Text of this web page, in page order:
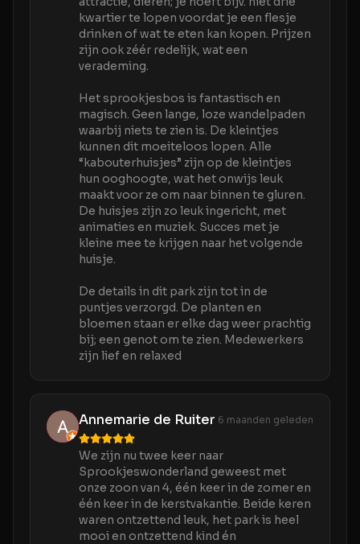
kwartier te lopen voordat je een flesje
drinken of wat te eten kan kopen. Prijzen
zijn ook zéér redelijk, wat een
verademing.
Het sprookjesbos is fantastisch en
magisch. Geen lange, loze wandelpaden
waarbij niets te zien is. De kleintjes
kunnen dit moeiteloos lopen. Alle
“kabouterhuisjes” zijn op de kleintjes
hun ooghoogte, wat het onwijs leuk
maakt voor ze om naar binnen te gluren.
De huisjes zijn zo leuk ingericht, met
animaties en muziek. Succes met je
kleine mee te krijgen naar het volgende
huisje.
De details in dit park zijn tot in de
puntjes verzorgd. De planten en
bloemen staan er elke dag weer prachtig
bij; een genot om te zien. Medewerkers
zijn lief en relaxed
Annemarie de Ruiter 6 maanden geleden
We zijn nu twee keer naar
Sprookjeswonderland geweest met
onze zoon van 4, één keer in de zomer en
één keer in de kerstvakantie. Beide keren
waren ontzettend leuk, het park is heel
mooi en ontzettend kind én